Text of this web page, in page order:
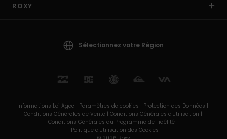
ROXY
Sélectionnez votre Région
Informations Loi Agec | Paramètres de cookies | Protection des Données |
Conditions Générales de Vente | Conditions Générales d'Utilisation |
Conditions Générales du Programme de Fidélité |
Politique d'Utilisation des Cookies